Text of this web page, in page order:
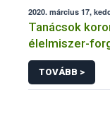
2020. március 17,
Tanácsok
élelmiszer-
üzemeltetőinek
TOVÁBB >